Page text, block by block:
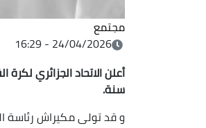
مجتمع
24/04/2026 - 16:29
سنة.
و قد تولى مكيراش رئاسة الهيئة